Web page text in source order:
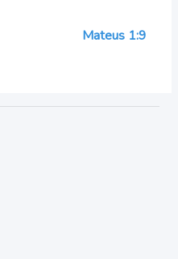
Mateus 1:9